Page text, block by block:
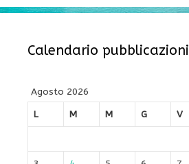
Calendario pubblicazioni
Agosto 2026
L
M M G V